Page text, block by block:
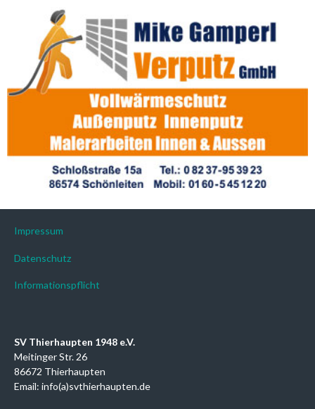
Impressum
Datenschutz
Informationspflicht
SV Thierhaupten 1948 e.V.
Meitinger Str. 26
86672 Thierhaupten
Email: info(a)svthierhaupten.de